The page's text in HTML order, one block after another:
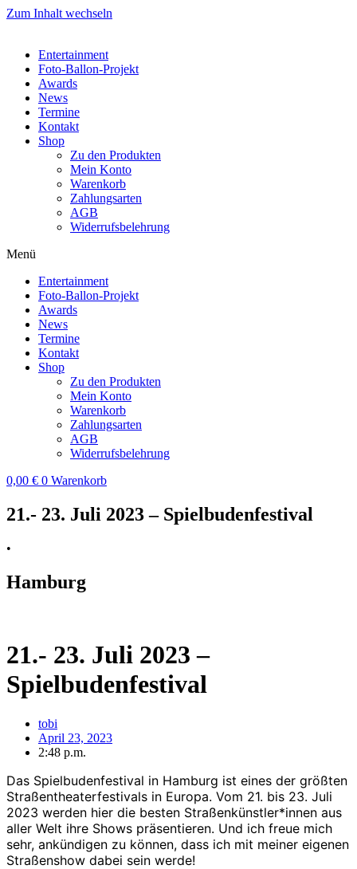
Zum Inhalt wechseln
Entertainment
Foto-Ballon-Projekt
Awards
News
Termine
Kontakt
Shop
Zu den Produkten
Mein Konto
Warenkorb
Zahlungsarten
AGB
Widerrufsbelehrung
Menü
Entertainment
Foto-Ballon-Projekt
Awards
News
Termine
Kontakt
Shop
Zu den Produkten
Mein Konto
Warenkorb
Zahlungsarten
AGB
Widerrufsbelehrung
0,00 € 0 Warenkorb
21.- 23. Juli 2023 – Spielbudenfestival
•
Hamburg
21.- 23. Juli 2023 –
Spielbudenfestival
tobi
April 23, 2023
2:48 p.m.
Das Spielbudenfestival in Hamburg ist eines der größten
Straßentheaterfestivals in Europa. Vom 21. bis 23. Juli
2023 werden hier die besten Straßenkünstler*innen aus
aller Welt ihre Shows präsentieren. Und ich freue mich
sehr, ankündigen zu können, dass ich mit meiner eigenen
Straßenshow dabei sein werde!